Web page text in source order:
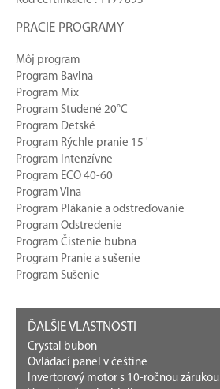
PRACIE PROGRAMY
Môj program
Program Bavlna
Program Mix
Program Studené 20°C
Program Detské
Program Rýchle pranie 15 '
Program Intenzívne
Program ECO 40-60
Program Vlna
Program Plákanie a odstreďovanie
Program Odstredenie
Program Čistenie bubna
Program Pranie a sušenie
Program Sušenie
ĎALŠIE VLASTNOSTI
Crystal bubon
Ovládací panel v češtine
Invertorový motor s 10-ročnou zárukou